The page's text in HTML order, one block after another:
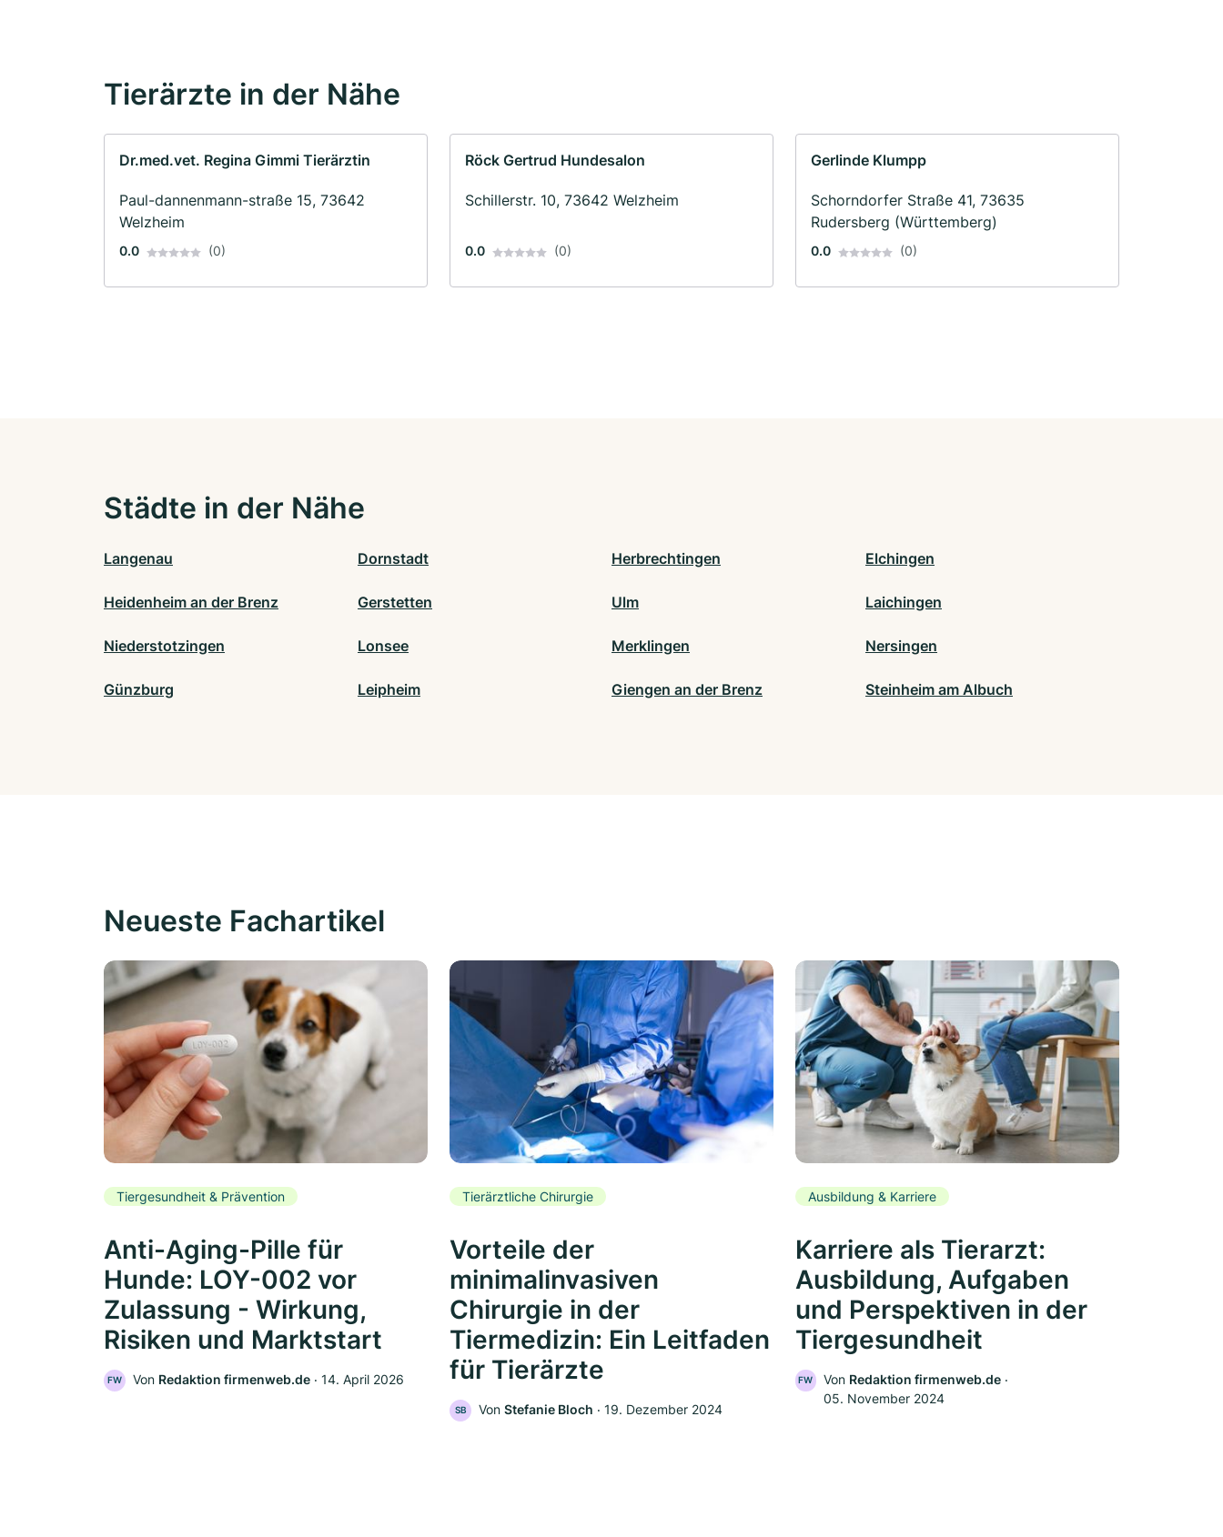
Tierärzte in der Nähe
Dr.med.vet. Regina Gimmi Tierärztin
Paul-dannenmann-straße 15, 73642
Welzheim
0.0 (0)
Röck Gertrud Hundesalon
Schillerstr. 10, 73642 Welzheim
0.0 (0)
Gerlinde Klumpp
Schorndorfer Straße 41, 73635
Rudersberg (Württemberg)
0.0 (0)
Städte in der Nähe
Langenau Dornstadt Herbrechtingen Elchingen
Heidenheim an der Brenz Gerstetten Ulm Laichingen
Niederstotzingen Lonsee Merklingen Nersingen
Günzburg Leipheim Giengen an der Brenz Steinheim am Albuch
Neueste Fachartikel
Tiergesundheit & Prävention
Anti-Aging-Pille für
Hunde: LOY-002 vor
Zulassung - Wirkung,
Risiken und Marktstart
FW Von Redaktion firmenweb.de ‧ 14. April 2026
Tierärztliche Chirurgie
Vorteile der
minimalinvasiven
Chirurgie in der
Tiermedizin: Ein Leitfaden
für Tierärzte
SB Von Stefanie Bloch ‧ 19. Dezember 2024
Ausbildung & Karriere
Karriere als Tierarzt:
Ausbildung, Aufgaben
und Perspektiven in der
Tiergesundheit
FW Von Redaktion firmenweb.de‧
05. November 2024